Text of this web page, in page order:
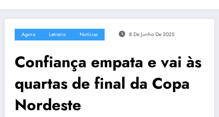
Agora Letreiro Notícias 8 De Junho De 2025
Confiança empata e vai às
quartas de final da Copa
Nordeste